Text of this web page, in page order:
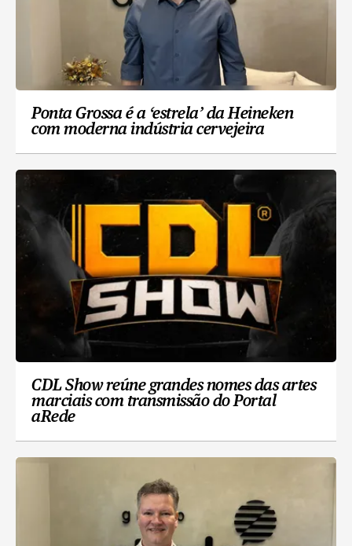
Ponta Grossa é a ‘estrela’ da Heineken
com moderna indústria cervejeira
CDL Show reúne grandes nomes das artes
marciais com transmissão do Portal
aRede